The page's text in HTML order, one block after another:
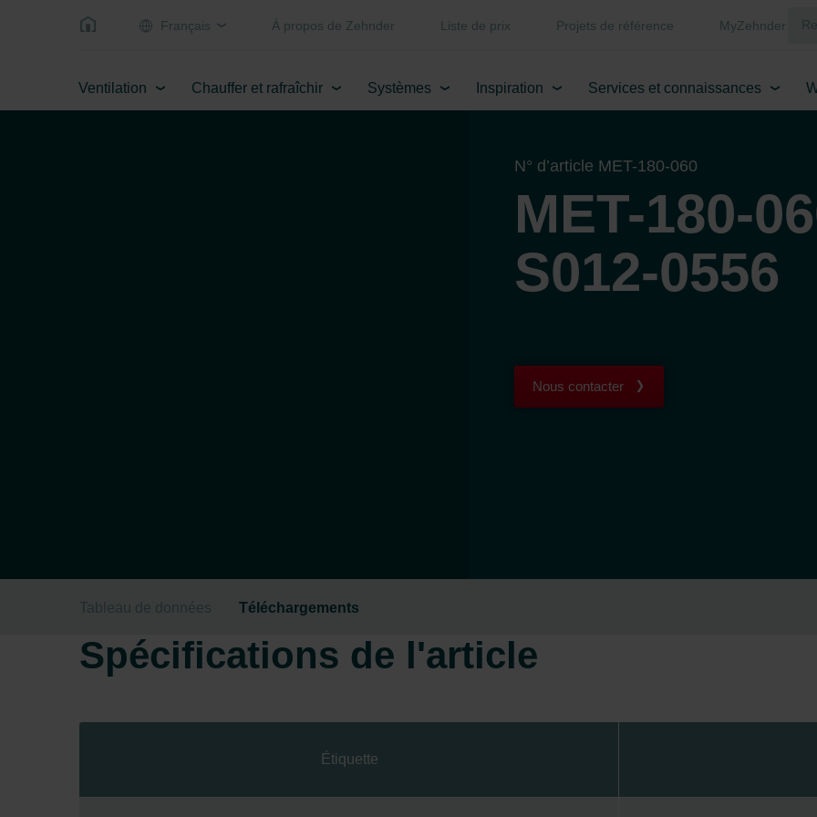
Français Á propos de Zehnder Liste de prix Projets de référence MyZehnder
Ventilation Chauffer et rafraîchir Systèmes Inspiration Services et connaissances
N° d’article MET-180-060
MET-180-
S012-0556
Nous contacter
Tableau de données Téléchargements
Spécifications de l'article
Étiquette